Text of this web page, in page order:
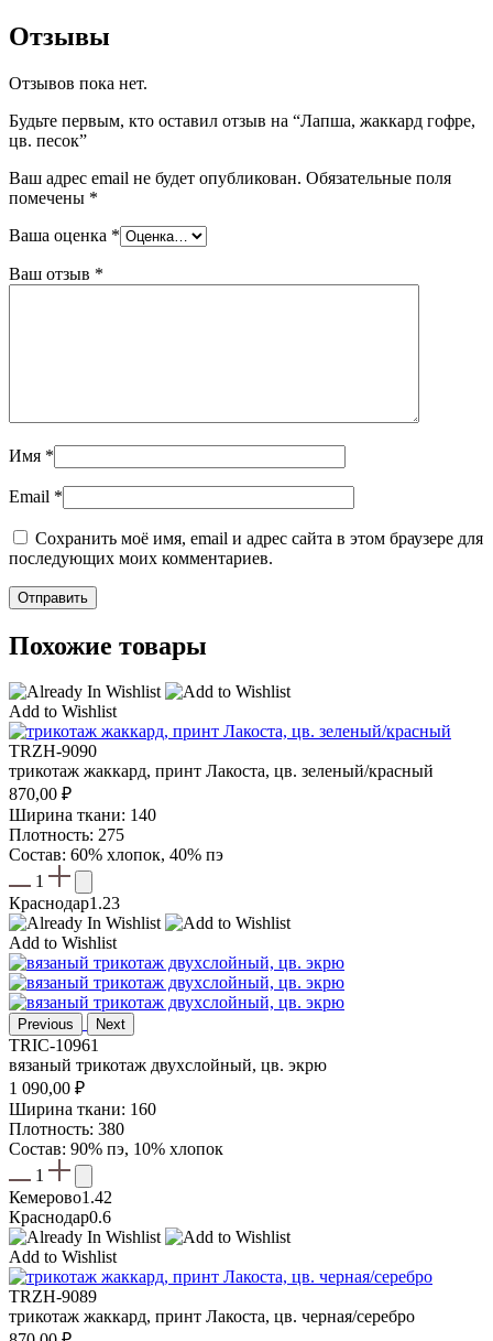
Отзывы
Отзывов пока нет.
Будьте первым, кто оставил отзыв на “Лапша, жаккард гофре,
цв. песок”
Ваш адрес email не будет опубликован. Обязательные поля
помечены *
Ваша оценка *
Ваш отзыв *
Имя *
Email *
Сохранить моё имя, email и адрес сайта в этом браузере для
последующих моих комментариев.
Похожие товары
Add to Wishlist
TRZH-9090
трикотаж жаккард, принт Лакоста, цв. зеленый/красный
870,00 ₽
Ширина ткани: 140
Плотность: 275
Состав: 60% хлопок, 40% пэ
1
Краснодар1.23
Add to Wishlist
Previous Next
TRIC-10961
вязаный трикотаж двухслойный, цв. экрю
1 090,00 ₽
Ширина ткани: 160
Плотность: 380
Состав: 90% пэ, 10% хлопок
1
Кемерово1.42
Краснодар0.6
Add to Wishlist
TRZH-9089
трикотаж жаккард, принт Лакоста, цв. черная/серебро